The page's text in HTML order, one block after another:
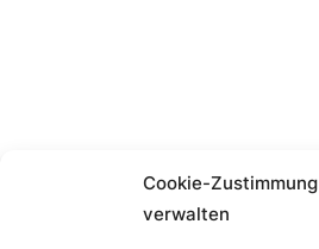
Cookie-Zustimmung
verwalten